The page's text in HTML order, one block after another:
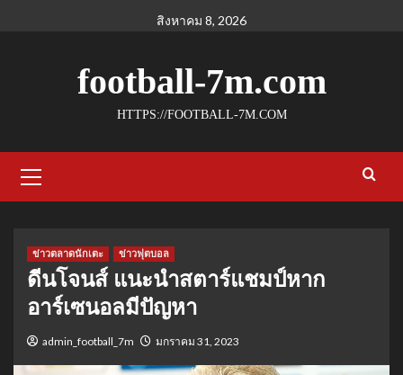
สิงหาคม 8, 2026
football-7m.com
HTTPS://FOOTBALL-7M.COM
Menu
ข่าวตลาดนักเตะ ข่าวฟุตบอล
ดีนโจนส์ แนะนําสตาร์แชมป์หาก
อาร์เซนอลมีปัญหา
admin_football_7m มกราคม 31, 2023